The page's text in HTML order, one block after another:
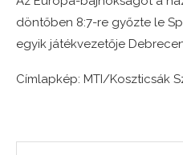
döntőben 8:7-re győzte le
egyik játékvezetője
Címlapkép: MTI/Koszticsák